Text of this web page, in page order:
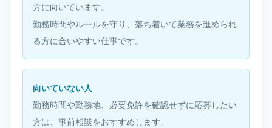
方に向いています。
勤務時間やルールを守り、落ち着いて業務を進められ
る方に合いやすい仕事です。
向いていない人
勤務時間や勤務地、必要免許を確認せずに応募したい
方は、事前相談をおすすめします。